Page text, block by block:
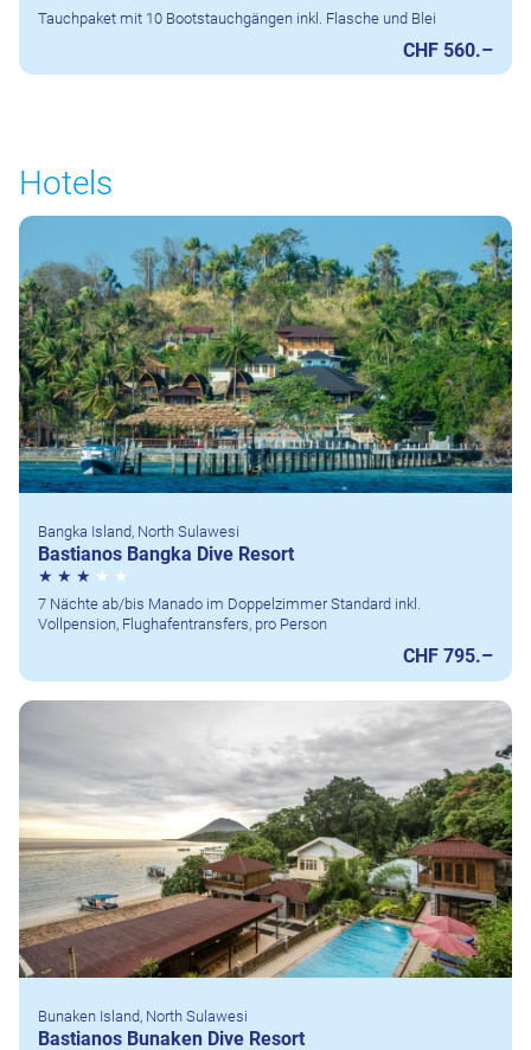
Tauchpaket mit 10 Bootstauchgängen inkl. Flasche und Blei
CHF 560.–
Hotels
Bangka Island, North Sulawesi
Bastianos Bangka Dive Resort
7 Nächte ab/bis Manado im Doppelzimmer Standard inkl.
Vollpension, Flughafentransfers, pro Person
CHF 795.–
Bunaken Island, North Sulawesi
Bastianos Bunaken Dive Resort